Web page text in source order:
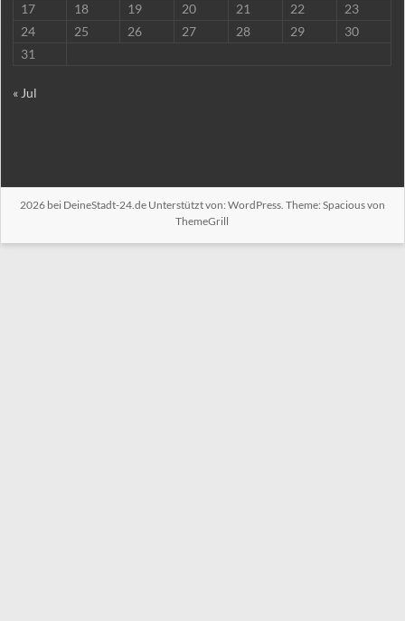
17
18 19 20 21 22
23
24
25 26 27 28 29
30
31
« Jul
2026 bei DeineStadt-24.deUnterstützt von: WordPress. Theme: Spacious von
ThemeGrill